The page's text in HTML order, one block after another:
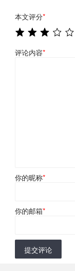
本文评分*
评论内容*
你的昵称*
你的邮箱*
提交评论